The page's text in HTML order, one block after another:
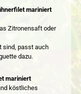
mariniert
Zitronensaft oder
sind, passt auch
dazu.
mariniert
köstliches